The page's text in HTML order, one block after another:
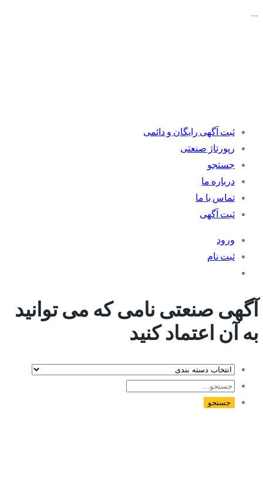
…
ثبت آگهی رایگان و دائمی
رپورتاژ صنعتی
جستجو
درباره ما
تماس با ما
ثبت آگهی
ورود
ثبت نام
آگهی صنعتی نامی که می توانید
به آن اعتماد کنید
جستجو